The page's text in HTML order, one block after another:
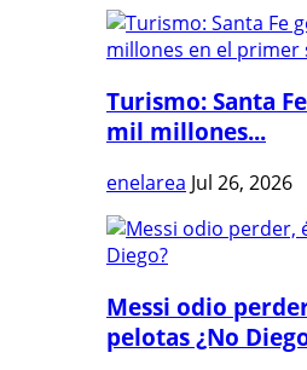
Turismo: Santa
mil millones...
enelarea Jul 26, 2026
Messi odio
pelotas ¿No